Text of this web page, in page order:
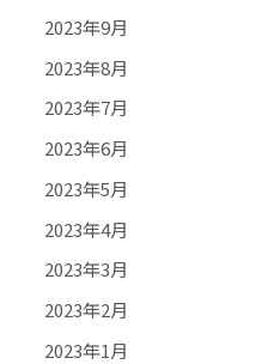
2023年9月
2023年8月
2023年7月
2023年6月
2023年5月
2023年4月
2023年3月
2023年2月
2023年1月